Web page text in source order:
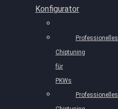
Konfigurator
Professionelles
Chiptuning
für
PKWs
Professionelles